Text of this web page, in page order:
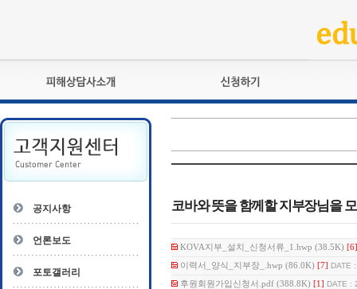
피해상담사란?
자격관리규정
상담사 자격증 확인
- 피해상담사 1급
- 전문수련감독자
- 전문수련기관
교육훈련
자격복원
공지사항
언론보도
포토갤러리
코바와 뜻을 함께할 지부장님을
KOVA지부_설치_신청서류_1.hwp (38.5K) [6]
이력서_양식_지부장_.hwp (86.0K) [7] DATE
후원회원가입신청서.pdf (388.8K) [1] DATE :